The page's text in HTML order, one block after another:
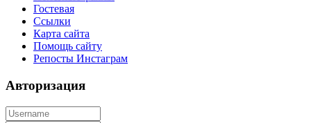
Гостевая
Ссылки
Карта сайта
Помощь сайту
Репосты Инстаграм
Авторизация